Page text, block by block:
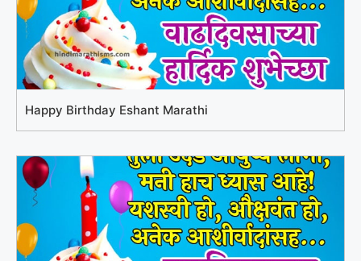
Happy Birthday Eshant Marathi